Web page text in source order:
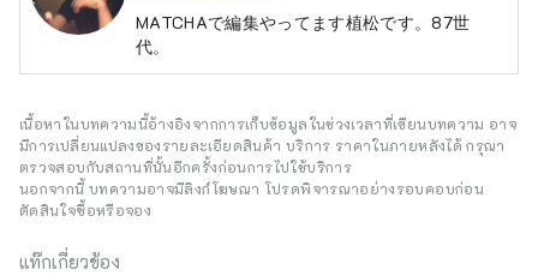
MATCHAで編集やってます植松です。87世
代。
เนื้อหาในบทความนี้อ้างอิงจากการเก็บข้อมูลในช่วงเวลาที่เขียนบทความ อาจ
มีการเปลี่ยนแปลงของรายละเอียดสินค้า บริการ ราคาในภายหลังได้ กรุณา
ตรวจสอบกับสถานที่นั้นอีกครั้งก่อนการไปใช้บริการ
นอกจากนี้ บทความอาจมีลิงก์โฆษณา โปรดพิจารณาอย่างรอบคอบก่อน
ตัดสินใจซื้อหรือจอง
แท๊กเกี่ยวข้อง